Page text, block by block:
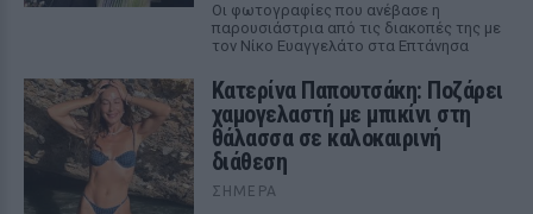
Οι φωτογραφίες που ανέβασε η
παρουσιάστρια από τις διακοπές της με
τον Νίκο Ευαγγελάτο στα Επτάνησα
Κατερίνα Παπουτσάκη: Ποζάρει
χαμογελαστή με μπικίνι στη
θάλασσα σε καλοκαιρινή
διάθεση
ΣΉΜΕΡΑ